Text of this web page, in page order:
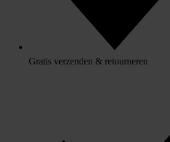
Gratis verzenden & retourneren